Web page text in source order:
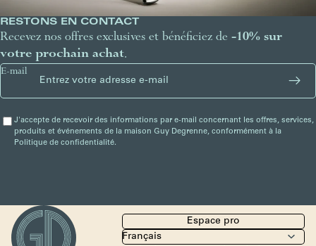
RESTONS EN CONTACT
Recevez nos offres exclusives et bénéficiez de -10% sur
votre prochain achat.
E-mail
J'accepte de recevoir des informations par e-mail concernant les offres, services,
produits et événements de la maison Guy Degrenne, conformément à la
Politique de confidentialité.
Espace pro